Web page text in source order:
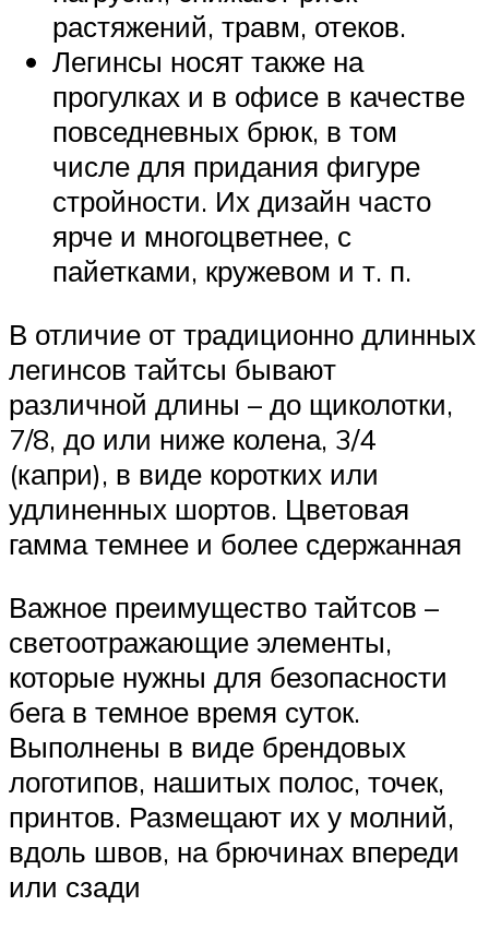
растяжений, травм, отеков.
Легинсы носят также на
прогулках и в офисе в качестве
повседневных брюк, в том
числе для придания фигуре
стройности. Их дизайн часто
ярче и многоцветнее, с
пайетками, кружевом и т. п.
В отличие от традиционно длинных
легинсов тайтсы бывают
различной длины – до щиколотки,
7/8, до или ниже колена, 3/4
(капри), в виде коротких или
удлиненных шортов. Цветовая
гамма темнее и более сдержанная
Важное преимущество тайтсов –
светоотражающие элементы,
которые нужны для безопасности
бега в темное время суток.
Выполнены в виде брендовых
логотипов, нашитых полос, точек,
принтов. Размещают их у молний,
вдоль швов, на брючинах впереди
или сзади